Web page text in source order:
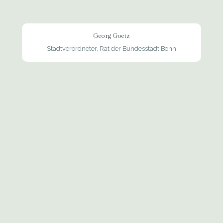
Georg Goetz
Stadtverordneter, Rat der Bundesstadt Bonn